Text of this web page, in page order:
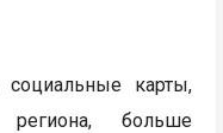
карты,
больше